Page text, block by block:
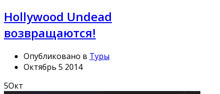
Hollywood Undead
возвращаются!
Опубликовано в Туры
Октябрь 5 2014
5Окт